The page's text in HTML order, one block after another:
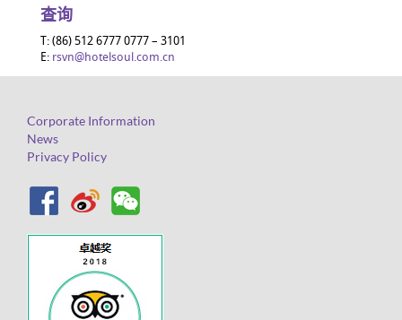
查询
T: (86) 512 6777 0777 – 3101
E: rsvn@hotelsoul.com.cn
Corporate Information
News
Privacy Policy